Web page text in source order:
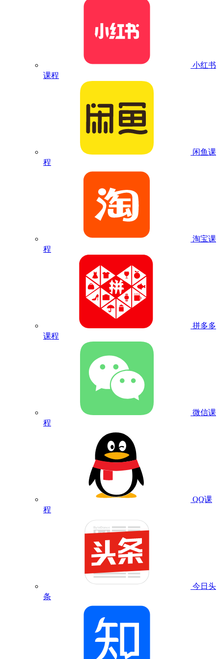
小红书
课程
闲鱼课
程
淘宝课
程
拼多多
课程
微信课
程
QQ课
程
今日头
条